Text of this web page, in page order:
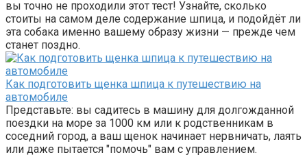
вы точно не проходили этот тест! Узнайте, сколько
стоиты на самом деле содержание шпица, и подойдёт ли
эта собака именно вашему образу жизни — прежде чем
станет поздно.
Как подготовить щенка шпица к путешествию на
автомобиле
Представьте: вы садитесь в машину для долгожданной
поездки на море за 1000 км или к родственникам в
соседний город, а ваш щенок начинает нервничать, лаять
или даже пытается "помочь" вам с управлением.